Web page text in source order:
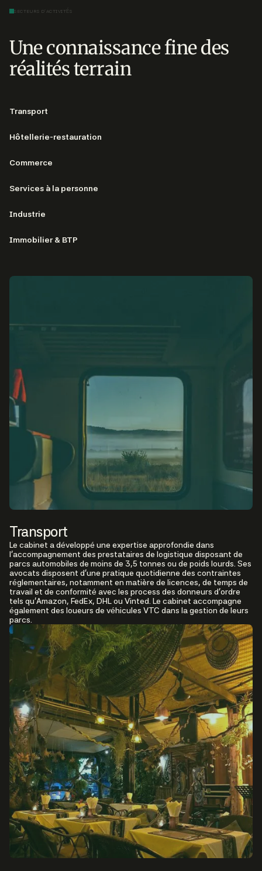
SECTEURS D'ACTIVITÉS
Une connaissance fine des
réalités terrain
Transport
Hôtellerie-restauration
Commerce
Services à la personne
Industrie
Immobilier & BTP
Transport
Le cabinet a développé une expertise approfondie dans
l’accompagnement des prestataires de logistique disposant de
parcs automobiles de moins de 3,5 tonnes ou de poids lourds. Ses
avocats disposent d’une pratique quotidienne des contraintes
réglementaires, notamment en matière de licences, de temps de
travail et de conformité avec les process des donneurs d’ordre
tels qu’Amazon, FedEx, DHL ou Vinted. Le cabinet accompagne
également des loueurs de véhicules VTC dans la gestion de leurs
parcs.